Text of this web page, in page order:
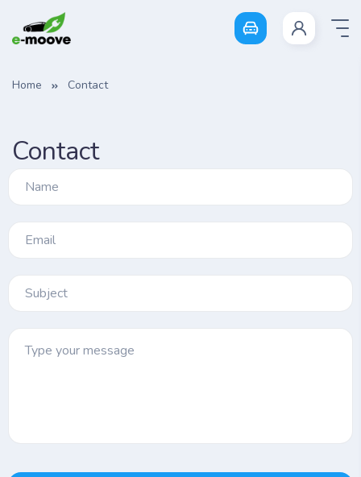
Home Contact
Contact